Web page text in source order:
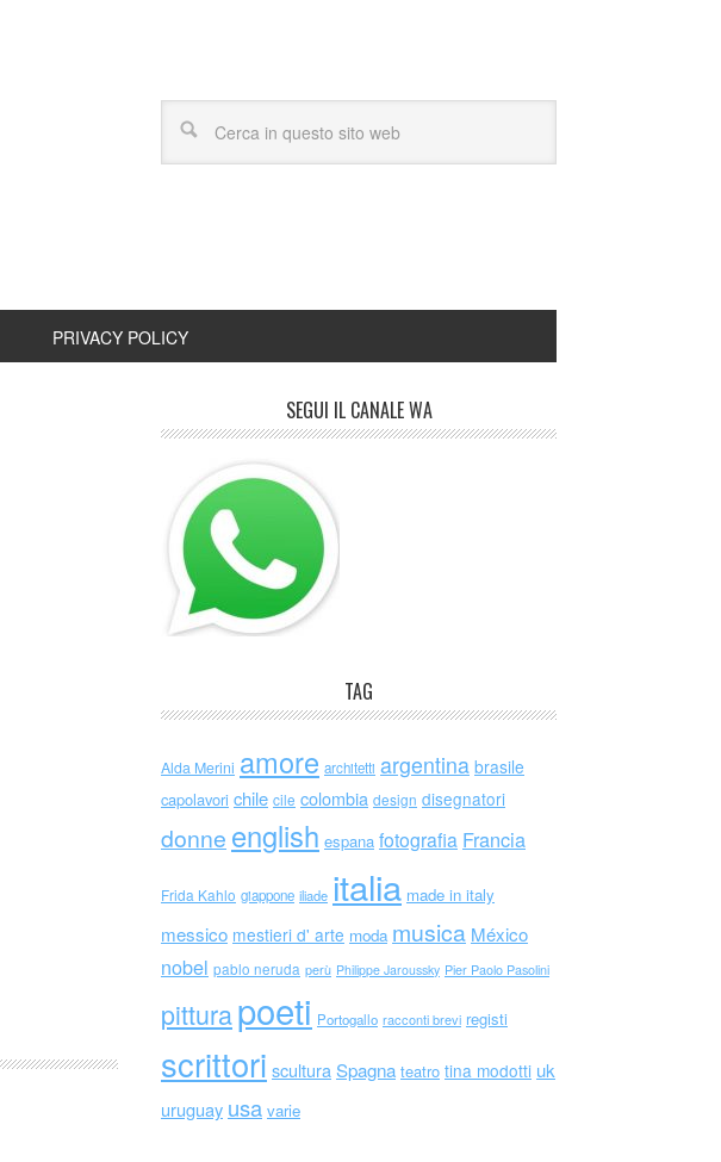
PRIVACY POLICY
SEGUI IL CANALE WA
TAG
Alda Merini amore architetti argentina brasile
capolavori chile cile colombia design disegnatori
donne english espana fotografia Francia
Frida Kahlo giappone iliade italia made in italy
messico mestieri d' arte moda musica México
nobel pablo neruda perù Philippe Jaroussky Pier Paolo Pasolini
pitturapoeti Portogallo racconti brevi registi
scrittori scultura Spagna teatro tina modotti uk
uruguay usa varie